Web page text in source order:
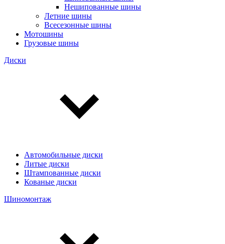
Нешипованные шины
Летние шины
Всесезонные шины
Мотошины
Грузовые шины
Диски
Автомобильные диски
Литые диски
Штампованные диски
Кованые диски
Шиномонтаж